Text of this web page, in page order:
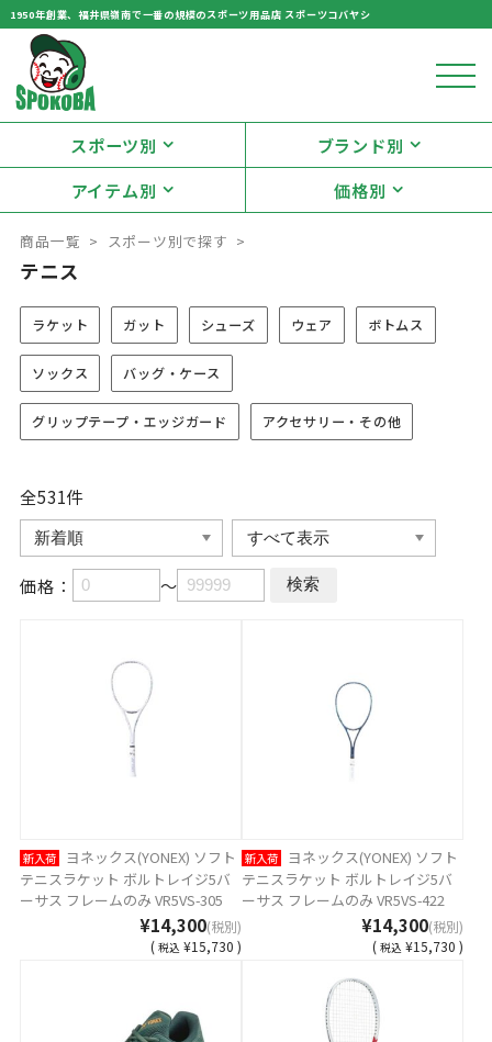
1950年創業、福井県嶺南で一番の規模のスポーツ用品店 スポーツコバヤシ
スポーツ別
ブランド別
アイテム別
価格別
商品一覧 スポーツ別で探す
テニス
ラケット ガット シューズ ウェア ボトムス
ソックス バッグ・ケース
グリップテープ・エッジガード アクセサリー・その他
全531件
価格： ～
新入荷
ヨネックス(YONEX) ソフト
テニスラケット ボルトレイジ5バ
ーサス フレームのみ VR5VS-305
¥14,300(税別)
( 税込 ¥15,730 )
新入荷
ヨネックス(YONEX) ソフト
テニスラケット ボルトレイジ5バ
ーサス フレームのみ VR5VS-422
¥14,300(税別)
( 税込 ¥15,730 )